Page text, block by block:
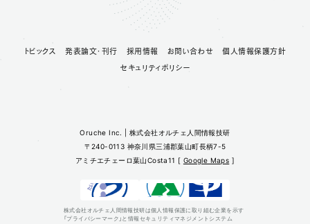
Oruche Inc. | 株式会社オルチェ人間情報技研
〒240-0113 神奈川県三浦郡葉山町長柄7-5
アミチエチェーロ葉山Costa11 [ Google Maps ]
株式会社オルチェ人間情報技研は個人情報保護に取り組む企業を示す
「プライバシーマーク」と情報セキュリティマネジメントシステム
トピックス 発表論文・刊行 採用情報 お問い合わせ 個人情報保護方針
セキュリティポリシー